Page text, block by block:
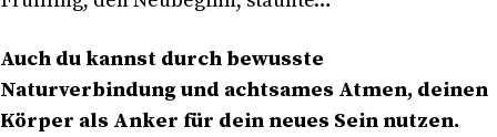
Auch du kannst durch bewusste
Naturverbindung und achtsames Atmen, deinen
Körper als Anker für dein neues Sein nutzen.